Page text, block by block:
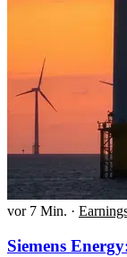
vor 7 Min. ·
Siemens